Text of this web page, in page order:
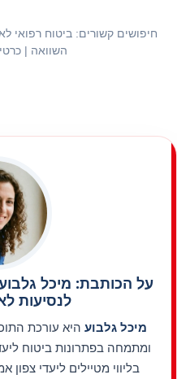
השוואה |
על הכותבת: מיכל
לנסיעות
מיכל גלבוע
ומתמחה בפתרונות ביטוח
בליווי מטיילים ליעדי